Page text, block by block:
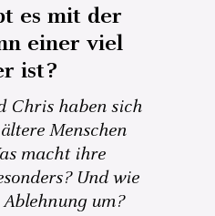
es mit der
einer viel
ist?
Chris haben sich
Menschen
macht ihre
Und wie
um?